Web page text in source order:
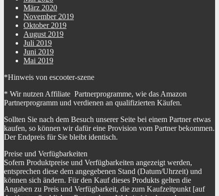
März 2020
November 2019
Oktober 2019
August 2019
Juli 2019
Juni 2019
Mai 2019
*Hinweis von escooter-szene
* Wir nutzen Affiliate Partnerprogramme, wie das Amazon
Partnerprogramm und verdienen an qualifizierten Käufen.
Sollten Sie nach dem Besuch unserer Seite bei einem Partner etwas
kaufen, so können wir dafür eine Provision vom Partner bekommen.
Der Endpreis für Sie bleibt identisch.
Preise und Verfügbarkeiten
Sofern Produktpreise und Verfügbarkeiten angezeigt werden,
entsprechen diese dem angegebenen Stand (Datum/Uhrzeit) und
können sich ändern. Für den Kauf dieses Produkts gelten die
Angaben zu Preis und Verfügbarkeit, die zum Kaufzeitpunkt [auf